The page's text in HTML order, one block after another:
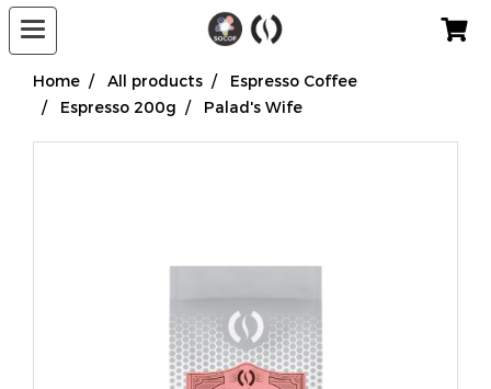
Home All products
Espresso Coffee
Espresso 200g
Palad's Wife